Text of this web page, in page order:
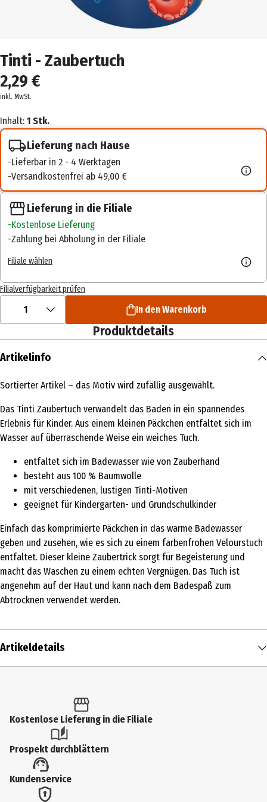
Tinti - Zaubertuch
2,29 €
inkl. MwSt.
Inhalt: 1 Stk.
Lieferung nach Hause
Lieferbar in 2 - 4 Werktagen
Versandkostenfrei ab 49,00 €
Lieferung in die Filiale
Kostenlose Lieferung
Zahlung bei Abholung in der Filiale
Filiale wählen
Filialverfügbarkeit prüfen
1 In den Warenkorb
Produktdetails
Artikelinfo
Sortierter Artikel – das Motiv wird zufällig ausgewählt.
Das Tinti Zaubertuch verwandelt das Baden in ein spannendes
Erlebnis für Kinder. Aus einem kleinen Päckchen entfaltet sich im
Wasser auf überraschende Weise ein weiches Tuch.
entfaltet sich im Badewasser wie von Zauberhand
besteht aus 100 % Baumwolle
mit verschiedenen, lustigen Tinti-Motiven
geeignet für Kindergarten- und Grundschulkinder
Einfach das komprimierte Päckchen in das warme Badewasser
geben und zusehen, wie es sich zu einem farbenfrohen Velourstuch
entfaltet. Dieser kleine Zaubertrick sorgt für Begeisterung und
macht das Waschen zu einem echten Vergnügen. Das Tuch ist
angenehm auf der Haut und kann nach dem Badespaß zum
Abtrocknen verwendet werden.
Artikeldetails
Produkttyp
Badetabletten
Einsatzbereich
Baden
Kostenlose Lieferung in die Filiale
Prospekt durchblättern
Kundenservice